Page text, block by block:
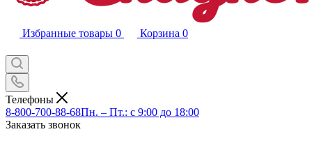
Избранные товары 0 Корзина 0
Телефоны
8-800-700-88-68Пн. – Пт.: с 9:00 до 18:00
Заказать звонок